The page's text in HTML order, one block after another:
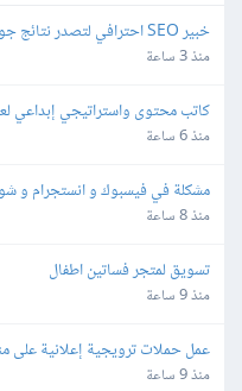
خبير SEO احترافي لتصدر نتائج جوجل وخرائط جوجل
منذ 3 ساعة
كاتب محتوى واستراتيجي إبداعي
منذ 6 ساعة
مشكلة في فيسبوك و انستجرام و
منذ 8 ساعة
تسويق لمتجر فساتين اطفال
منذ 9 ساعة
عمل حملات ترويجية إعلانية على
منذ 9 ساعة